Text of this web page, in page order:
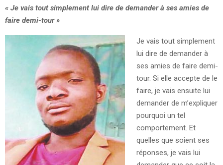
« Je vais tout simplement lui dire de demander à ses amies de
faire demi-tour»
Je vais tout simplement
lui dire de demander à
ses amies de faire demi-
tour. Si elle accepte de le
faire, je vais ensuite lui
demander de m’expliquer
pourquoi un tel
comportement. Et
quelles que soient ses
réponses, je vais lui